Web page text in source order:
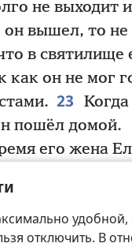
отключить. В
не выходит
он вышел, то не
в святилище
он не мог
23
пошёл домой.
его жена
что сделал
обо мне, чтобы